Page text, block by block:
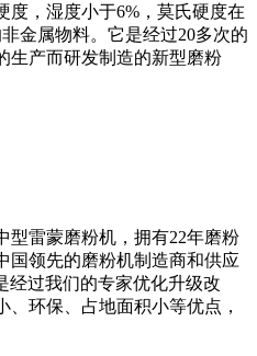
度，湿度小于6%，莫氏硬度在
金属物料。它是经过20多次的
生产而研发制造的新型磨粉
型雷蒙磨粉机，拥有22年磨粉
国领先的磨粉机制造商和供应
经过我们的专家优化升级改
、环保、占地面积小等优点，